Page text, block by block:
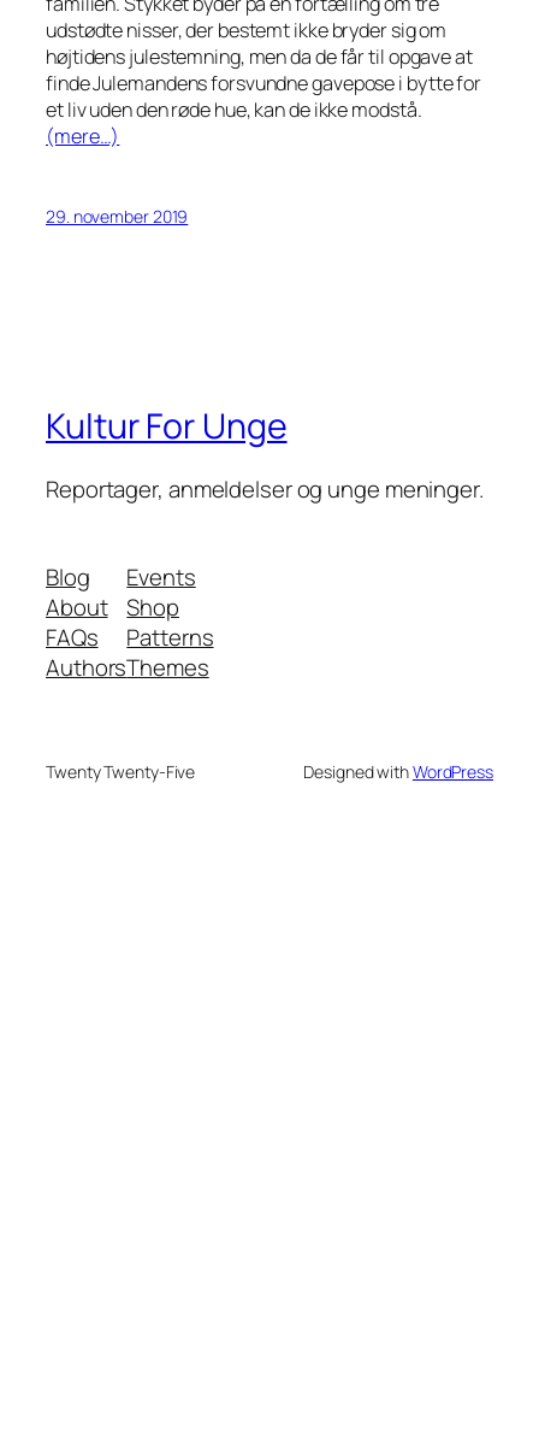
udstødte nisser, der bestemt ikke bryder sig om
højtidens julestemning, men da de får til opgave at
finde Julemandens forsvundne gavepose i bytte for
et liv uden den røde hue, kan de ikke modstå.
(mere…)
29. november 2019
Kultur For Unge
Reportager, anmeldelser og unge meninger.
Blog
About
FAQs
Authors
Events
Shop
Patterns
Themes
Twenty Twenty-Five Designed withWordPress